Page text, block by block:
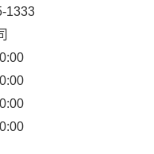
1333